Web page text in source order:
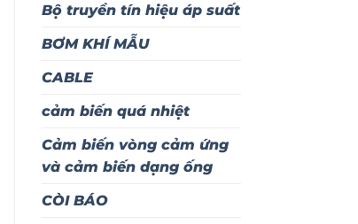
Bộ truyền tín hiệu áp suất
BƠM KHÍ MẪU
CABLE
cảm biến quá nhiệt
Cảm biến vòng cảm ứng
và cảm biến dạng ống
CÒI BÁO